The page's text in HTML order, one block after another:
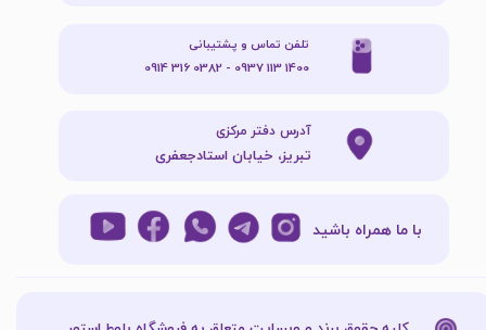
با ما همراه باشید
آدرس دفتر مرکزی
تبریز، خیابان استادجعفری
تلفن تماس و پشتیبانی
1400 113 0937 - 0382 316 0914